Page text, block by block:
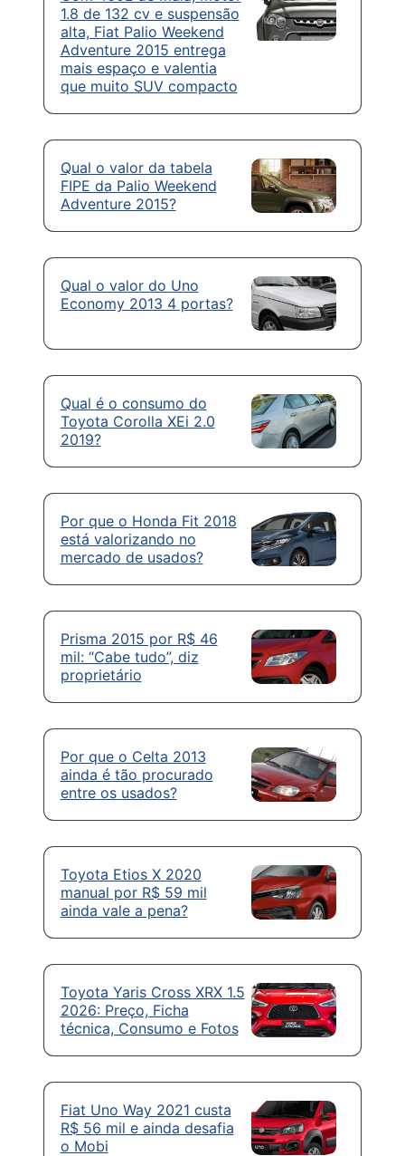
1.8 de 132 cv e suspensão
alta, Fiat Palio Weekend
Adventure 2015 entrega
mais espaço e valentia
que muito SUV compacto
Qual o valor da tabela
FIPE da Palio Weekend
Adventure 2015?
Qual o valor do Uno
Economy 2013 4 portas?
Qual é o consumo do
Toyota Corolla XEi 2.0
2019?
Por que o Honda Fit 2018
está valorizando no
mercado de usados?
Prisma 2015 por R$ 46
mil: “Cabe tudo”, diz
proprietário
Por que o Celta 2013
ainda é tão procurado
entre os usados?
Toyota Etios X 2020
manual por R$ 59 mil
ainda vale a pena?
Toyota Yaris Cross XRX 1.5
2026: Preço, Ficha
técnica, Consumo e Fotos
Fiat Uno Way 2021 custa
R$ 56 mil e ainda desafia
o Mobi